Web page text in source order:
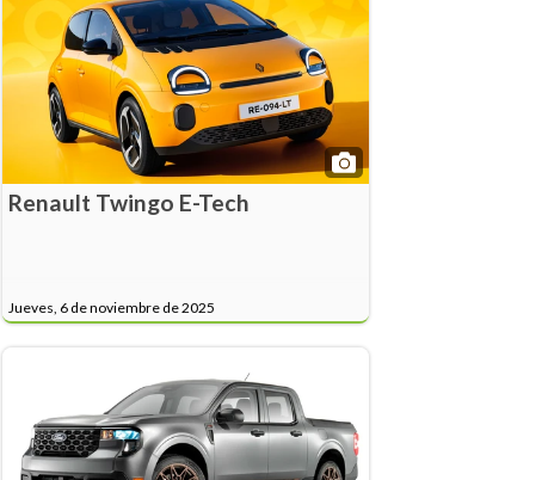
Renault Twingo E-Tech
Jueves, 6 de noviembre de 2025